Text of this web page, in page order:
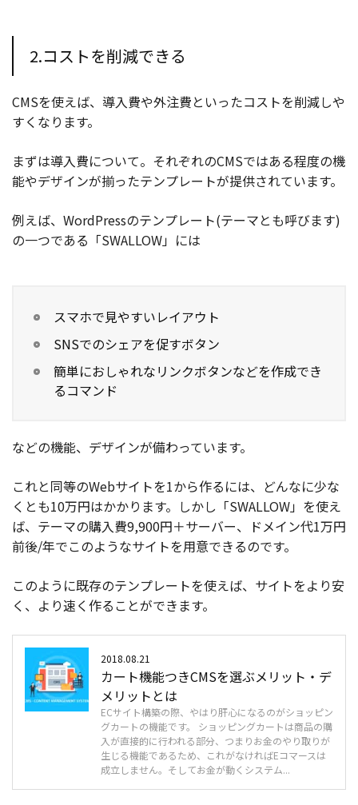
2.コストを削減できる
CMSを使えば、導入費や外注費といったコストを削減しや
すくなります。
まずは導入費について。それぞれのCMSではある程度の機
能やデザインが揃ったテンプレートが提供されています。
例えば、WordPressのテンプレート(テーマとも呼びます)
の一つである「SWALLOW」には
スマホで見やすいレイアウト
SNSでのシェアを促すボタン
簡単におしゃれなリンクボタンなどを作成でき
るコマンド
などの機能、デザインが備わっています。
これと同等のWebサイトを1から作るには、どんなに少な
くとも10万円はかかります。しかし「SWALLOW」を使え
ば、テーマの購入費9,900円＋サーバー、ドメイン代1万円
前後/年でこのようなサイトを用意できるのです。
このように既存のテンプレートを使えば、サイトをより安
く、より速く作ることができます。
2018.08.21
カート機能つきCMSを選ぶメリット・デ
メリットとは
ECサイト構築の際、やはり肝心になるのがショッピン
グカートの機能です。 ショッピングカートは商品の購
入が直接的に行われる部分、つまりお金のやり取りが
生じる機能であるため、これがなければEコマースは
成立しません。そしてお金が動くシステム...